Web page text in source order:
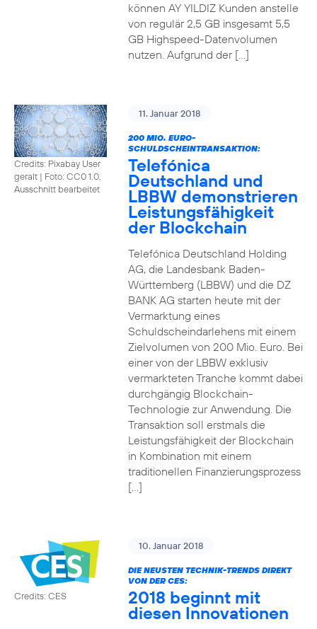
können AY YILDIZ Kunden anstelle
von regulär 2,5 GB insgesamt 5,5
GB Highspeed-Datenvolumen
nutzen. Aufgrund der […]
Credits: Pixabay User
geralt | Foto: CC0 1.0,
Ausschnitt bearbeitet
11. Januar 2018
200 MIO. EURO-
SCHULDSCHEINTRANSAKTION:
Telefónica
Deutschland und
LBBW demonstrieren
Leistungsfähigkeit
der Blockchain
Telefónica Deutschland Holding
AG, die Landesbank Baden-
Württemberg (LBBW) und die DZ
BANK AG starten heute mit der
Vermarktung eines
Schuldscheindarlehens mit einem
Zielvolumen von 200 Mio. Euro. Bei
einer von der LBBW exklusiv
vermarkteten Tranche kommt dabei
durchgängig Blockchain-
Technologie zur Anwendung. Die
Transaktion soll erstmals die
Leistungsfähigkeit der Blockchain
in Kombination mit einem
traditionellen Finanzierungsprozess
[…]
Credits: CES
10. Januar 2018
DIE NEUSTEN TECHNIK-TRENDS DIREKT
VON DER CES:
2018 beginnt mit
diesen Innovationen